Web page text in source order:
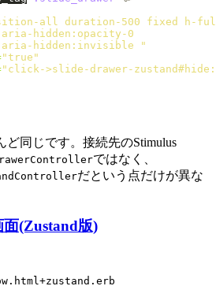
all duration-500 fixed h-
hidden:opacity-0
hidden:invisible "
"true"
"click->slide-drawer-
ど同じです。接続先のStimulus
ではなく、
だという点だけが異な
(Zustand版)